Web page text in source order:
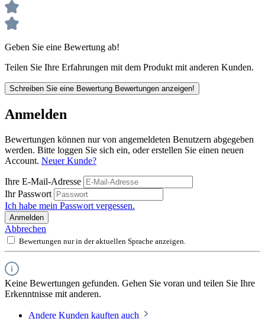
Geben Sie eine Bewertung ab!
Teilen Sie Ihre Erfahrungen mit dem Produkt mit anderen Kunden.
Schreiben Sie eine Bewertung Bewertungen anzeigen!
Anmelden
Bewertungen können nur von angemeldeten Benutzern abgegeben
werden. Bitte loggen Sie sich ein, oder erstellen Sie einen neuen
Account. Neuer Kunde?
Ihre E-Mail-Adresse
Ihr Passwort
Ich habe mein Passwort vergessen.
Anmelden
Abbrechen
Bewertungen nur in der aktuellen Sprache anzeigen.
Keine Bewertungen gefunden. Gehen Sie voran und teilen Sie Ihre
Erkenntnisse mit anderen.
Andere Kunden kauften auch